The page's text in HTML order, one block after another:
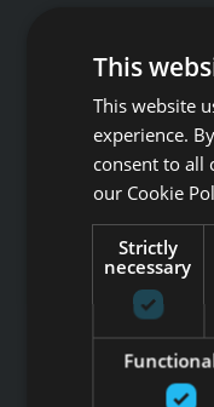
Reģ.Nr.
GFITNESS
This
This website
experience.
consent to all
our Cookie
Strictly
necessary